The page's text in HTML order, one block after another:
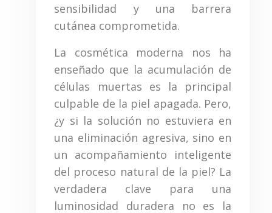
sensibilidad y una barrera
cutánea comprometida.
La cosmética moderna nos ha
enseñado que la acumulación de
células muertas es la principal
culpable de la piel apagada. Pero,
¿y si la solución no estuviera en
una eliminación agresiva, sino en
un acompañamiento inteligente
del proceso natural de la piel? La
verdadera clave para una
luminosidad duradera no es la